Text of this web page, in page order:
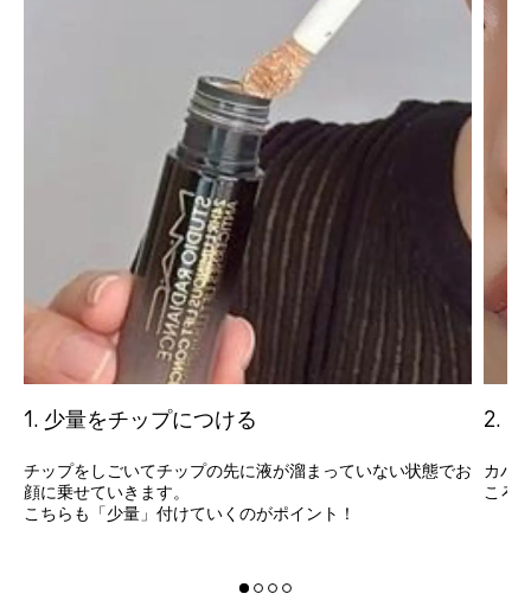
1. 少量をチップにつける
チップをしごいてチップの先に液が溜まっていない状態でお
顔に乗せていきます。
こちらも「少量」付けていくのがポイント！
2.
カバ
ころ